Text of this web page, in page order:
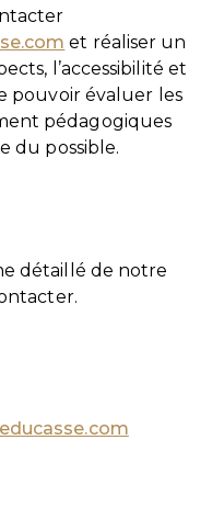
et réaliser un
l’accessibilité et
pouvoir évaluer les
pédagogiques
du possible.
détaillé de notre